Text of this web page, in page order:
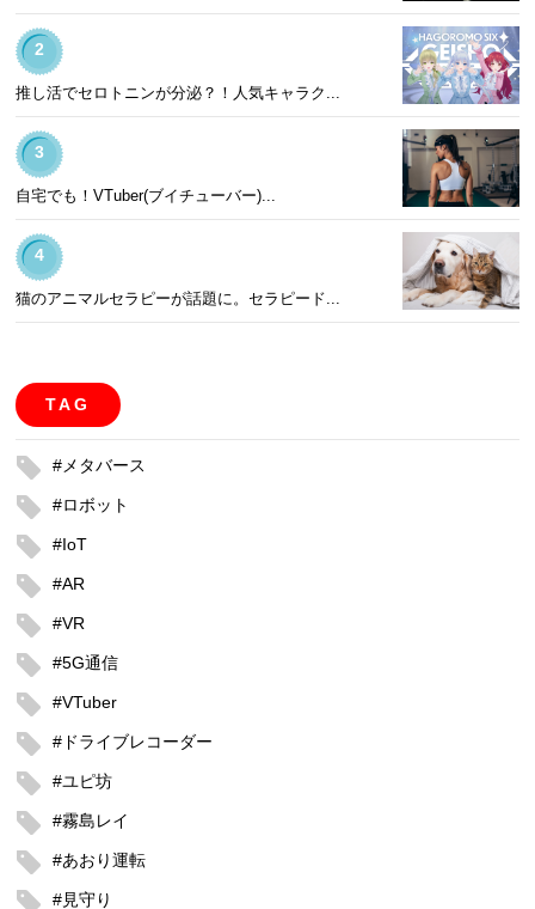
2
推し活でセロトニンが分泌？！人気キャラク...
3
自宅でも！VTuber(ブイチューバー)...
4
猫のアニマルセラピーが話題に。セラピード...
TAG
#メタバース
#ロボット
#IoT
#AR
#VR
#5G通信
#VTuber
#ドライブレコーダー
#ユピ坊
#霧島レイ
#あおり運転
#見守り